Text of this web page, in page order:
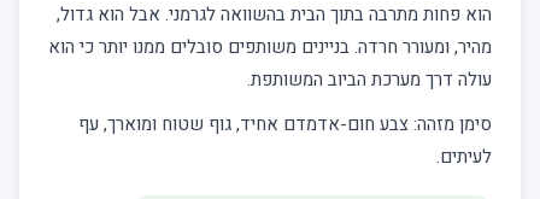
הוא פחות מתרבה בתוך הבית בהשוואה לגרמני. אבל הוא גדול,
מהיר, ומעורר חרדה. בניינים משותפים סובלים ממנו יותר כי הוא
עולה דרך מערכת הביוב המשותפת.
סימן מזהה: צבע חום-אדמדם אחיד, גוף שטוח ומוארך, עף
לעיתים.